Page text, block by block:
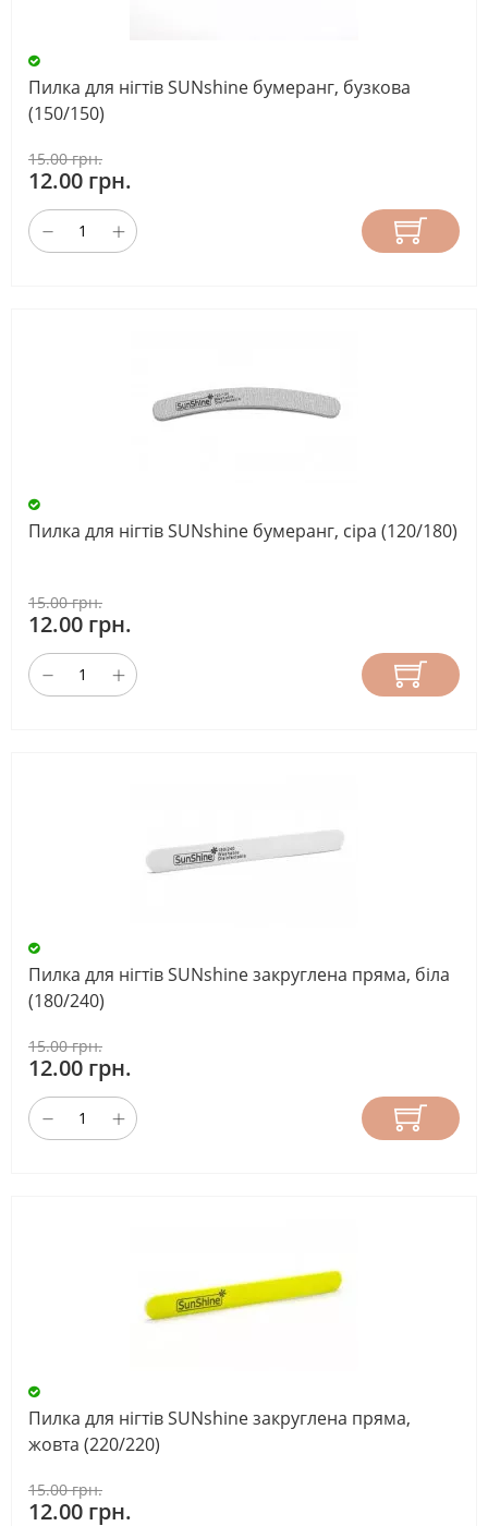
Пилка для нігтів SUNshine бумеранг, бузкова
(150/150)
15.00 грн.
12.00 грн.
Пилка для нігтів SUNshine бумеранг, сіра (120/180)
15.00 грн.
12.00 грн.
Пилка для нігтів SUNshine закруглена пряма, біла
(180/240)
15.00 грн.
12.00 грн.
Пилка для нігтів SUNshine закруглена пряма,
жовта (220/220)
15.00 грн.
12.00 грн.